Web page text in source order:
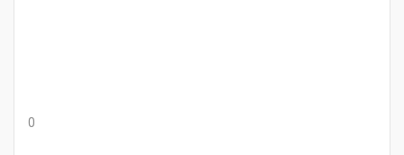
0